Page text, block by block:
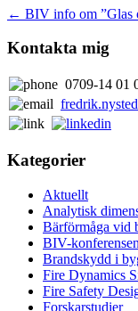
← BIV info om ”Glas
Kontakta mig
0709-14 01
Kategorier
Aktuellt
Analytisk
Bärförmåga vid
BIV-konferensen
Brandskydd i
Fire Dynamics
Fire Safety
Forskarstudier